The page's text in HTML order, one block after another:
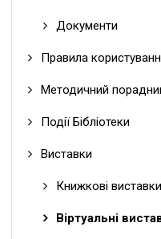
Документи
Правила
Методичний
Події Бібліотеки
Виставки
Книжкові виставки
Віртуальні